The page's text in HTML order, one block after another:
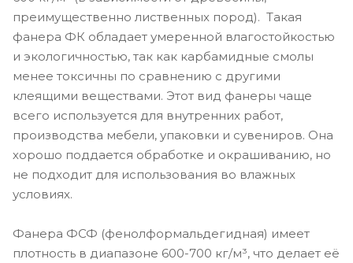
преимущественно лиственных пород). Такая
фанера ФК обладает умеренной влагостойкостью
и экологичностью, так как карбамидные смолы
менее токсичны по сравнению с другими
клеящими веществами. Этот вид фанеры чаще
всего используется для внутренних работ,
производства мебели, упаковки и сувениров. Она
хорошо поддается обработке и окрашиванию, но
не подходит для использования во влажных
условиях.
Фанера ФСФ (фенолформальдегидная) имеет
плотность в диапазоне 600-700 кг/м³, что делает её